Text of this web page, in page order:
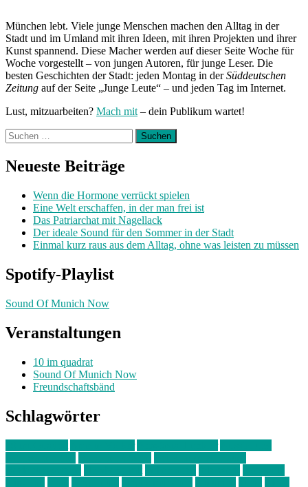
München lebt. Viele junge Menschen machen den Alltag in der
Stadt und im Umland mit ihren Ideen, mit ihren Projekten und ihrer
Kunst spannend. Diese Macher werden auf dieser Seite Woche für
Woche vorgestellt – von jungen Autoren, für junge Leser. Die
besten Geschichten der Stadt: jeden Montag in derSüddeutschen
Zeitung auf der Seite „Junge Leute“ – und jeden Tag im Internet.
Lust, mitzuarbeiten? Mach mit– dein Publikum wartet!
Suchen
nach:
Neueste Beiträge
Wenn die Hormone verrückt spielen
Eine Welt erschaffen, in der man frei ist
Das Patriarchat mit Nagellack
Der ideale Sound für den Sommer in der Stadt
Einmal kurz raus aus dem Alltag, ohne was leisten zu müssen
Spotify-Playlist
Sound Of Munich Now
Veranstaltungen
10 im quadrat
Sound Of Munich Now
Freundschaftsbänd
Schlagwörter